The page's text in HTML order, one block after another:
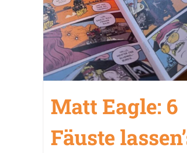
Matt Eagle: 6
Fäuste